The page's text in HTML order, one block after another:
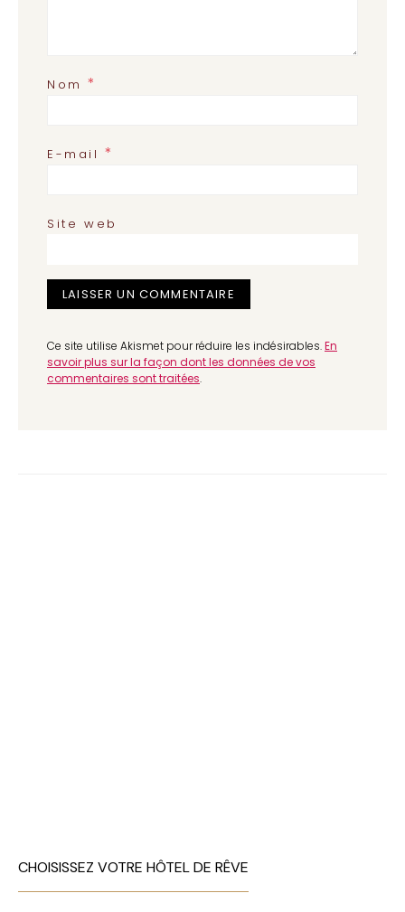
Nom*
E-mail*
Site web
Ce site utilise Akismet pour réduire les indésirables.En
savoir plus sur la façon dont les données de vos
commentaires sont traitées.
CHOISISSEZ VOTRE HÔTEL DE RÊVE